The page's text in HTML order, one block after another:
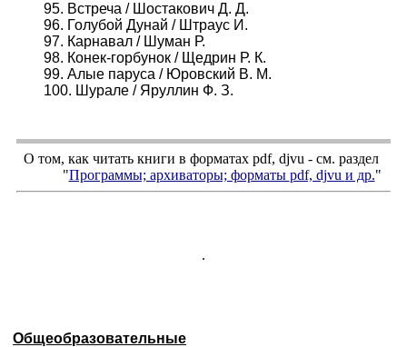
95. Встреча / Шостакович Д. Д.
96. Голубой Дунай / Штраус И.
97. Карнавал / Шуман Р.
98. Конек-горбунок / Щедрин Р. К.
99. Алые паруса / Юровский В. М.
100. Шурале / Яруллин Ф. З.
О том, как читать книги в форматах pdf, djvu - см. раздел
"Программы; архиваторы; форматы pdf, djvu и др."
.
Общеобразовательные